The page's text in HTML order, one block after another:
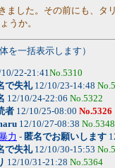
ました。その前にも、
うか。
を一括表示します）
22-21:41No.5310
で失礼12/10/23-14:48
12/10/24-22:06 No.5322
者 12/10/25-08:00 No.5326
12/10/27-08:38 No.5348
力 - 匿名でお願いします
で失礼12/10/30-15:53
12/10/31-21:28 No.5364